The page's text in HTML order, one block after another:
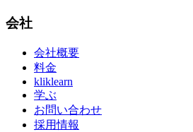
会社
会社概要
料金
kliklearn
学ぶ
お問い合わせ
採用情報